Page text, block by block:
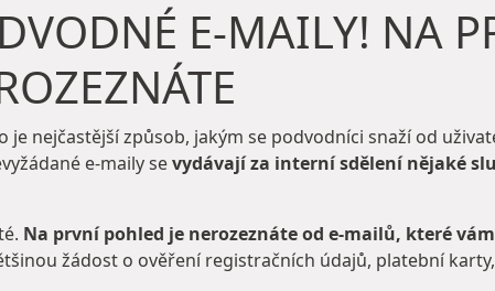
E-MAILY! NA
je nejčastější způsob, jakým se podvodníci snaží od
e-maily sevydávají za interní sdělení nějaké
Na první pohled je nerozeznáte od e-mailů, které
žádost o ověření registračních údajů, platební